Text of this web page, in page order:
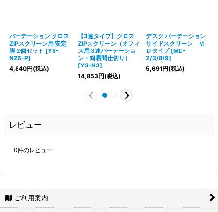
パーテーション クロス
ZIPスクリーン用 安定
脚 2個セット [YS-
NZ6-P]
4,840円(税込)
【3連タイプ】クロス
ZIPスクリーン（オフィ
ス用 3連パーテーショ
ン・簡易間仕切り）
[YS-N3]
14,853円(税込)
デスク パーテーション
サイドスクリーン Ｍ
Ｄタイプ [MD-
2/3/8/9]
5,691円(税込)
レビュー
0件のレビュー
ご利用案内